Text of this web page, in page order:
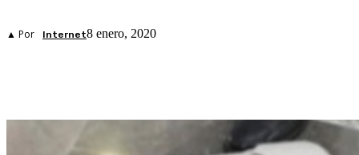
▲ Por Internet8 enero, 2020